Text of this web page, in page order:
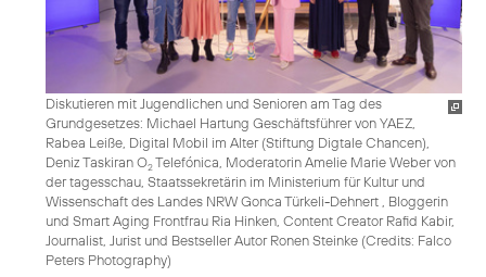
Diskutieren mit Jugendlichen und Senioren am Tag des
Grundgesetzes: Michael Hartung Geschäftsführer von YAEZ,
Rabea Leiße, Digital Mobil im Alter (Stiftung Digtale Chancen),
Deniz Taskiran O2Telefónica, Moderatorin Amelie Marie Weber von
der tagesschau, Staatssekretärin im Ministerium für Kultur und
Wissenschaft des Landes NRW Gonca Türkeli-Dehnert , Bloggerin
und Smart Aging Frontfrau Ria Hinken, Content Creator Rafid Kabir,
Journalist, Jurist und Bestseller Autor Ronen Steinke (Credits: Falco
Peters Photography)